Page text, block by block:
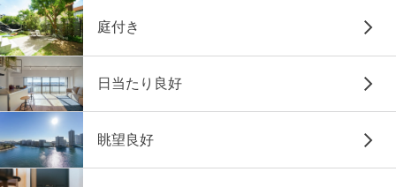
庭付き
日当たり良好
眺望良好